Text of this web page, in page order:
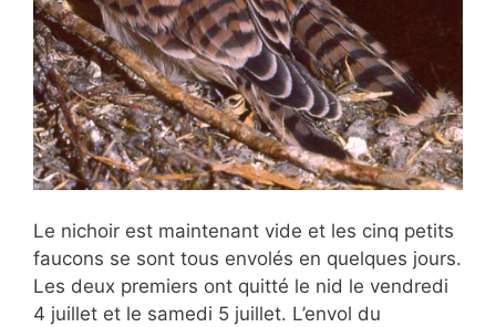
Le nichoir est maintenant vide et les cinq petits
faucons se sont tous envolés en quelques jours.
Les deux premiers ont quitté le nid le vendredi
4 juillet et le samedi 5 juillet. L’envol du